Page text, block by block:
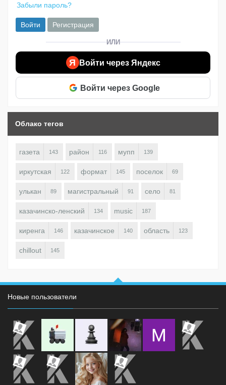
Забыли пароль?
Войти Регистрация
ИЛИ
Я Войти через Яндекс
Войти через Google
Облако тегов
газета 143 район 116 мупп 139
иркутская 122 формат 145 поселок 69
улькан 89 магистральный 91 село 81
казачинско-ленский 134 music 187
киренга 146 казачинское 140 область 123
chillout 145
Новые пользователи